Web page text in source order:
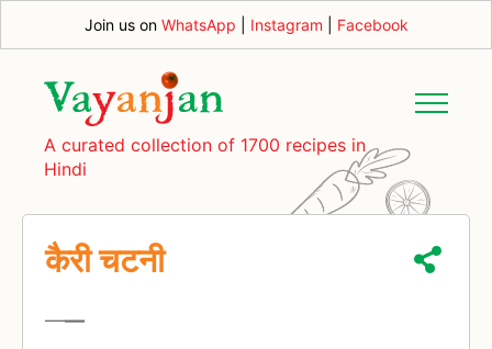
Join us on WhatsApp Instagram Facebook
A curated collection of 1700 recipes in
Hindi
कैरी चटनी
——